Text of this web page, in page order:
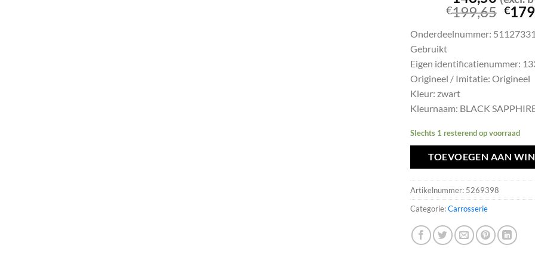
€199,65
was:
€
Onderdeelnummer:
Gebruikt
Eigen identificatienummer:
Origineel / Imitatie: Origineel
Kleur: zwart
Kleurnaam: BLACK
Slechts 1 resterend op voorraad
TOEVOEGEN AAN
Artikelnummer: 5269398
Categorie:Carrosserie